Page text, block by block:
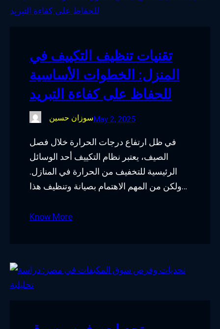
o
e
d
g
m
تقنيات تنظيف التكييف في
المنزل: الخطوات الأساسية
للحفاظ على كفاءة التبريد
سوزان حسينMay 2, 2025
في ظل ارتفاع درجات الحرارة خلال فصل
الصيف، يعتبر نظام التكييف أحد الوسائل
الرئيسية للتخفيف من الحرارة في المنازل.
ولكن من المهم الاهتمام بصيانة وتنظيف هذا…
Know More